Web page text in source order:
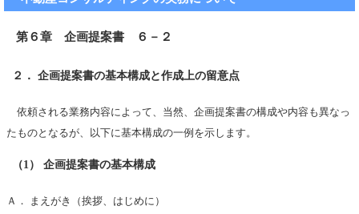
第６章 企画提案書 ６－２
２． 企画提案書の基本構成と作成上の留意点
依頼される業務内容によって、当然、企画提案書の構成や内容も異なっ
たものとなるが、以下に基本構成の一例を示します。
（1） 企画提案書の基本構成
Ａ． まえがき（挨拶、はじめに）